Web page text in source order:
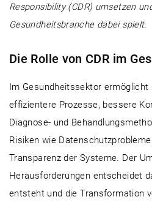
Responsibility (CDR) umsetzen
Gesundheitsbranche dabei spielt.
Die Rolle von CDR im
Im Gesundheitssektor ermöglicht
effizientere Prozesse, bessere
Diagnose- und
Risiken wie
Transparenz der Systeme. Der
Herausforderungen entscheidet
entsteht und die Transformation